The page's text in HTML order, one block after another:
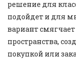
решение для
подойдет и для
вариант
пространства,
покупкой или